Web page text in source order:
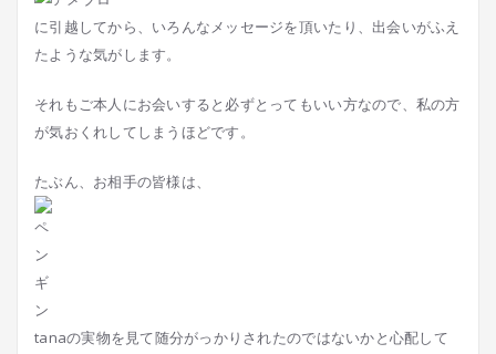
に引越してから、いろんなメッセージを頂いたり、出会いがふえ
たような気がします。
それもご本人にお会いすると必ずとってもいい方なので、私の方
が気おくれしてしまうほどです。
たぶん、お相手の皆様は、
tanaの実物を見て随分がっかりされたのではないかと心配して